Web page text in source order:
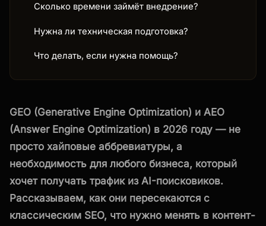
Сколько времени займёт внедрение?
Нужна ли техническая подготовка?
Что делать, если нужна помощь?
GEO (Generative Engine Optimization) и AEO
(Answer Engine Optimization) в 2026 году — не
просто хайповые аббревиатуры, а
необходимость для любого бизнеса, который
хочет получать трафик из AI-поисковиков.
Рассказываем, как они пересекаются с
классическим SEO, что нужно менять в контент-